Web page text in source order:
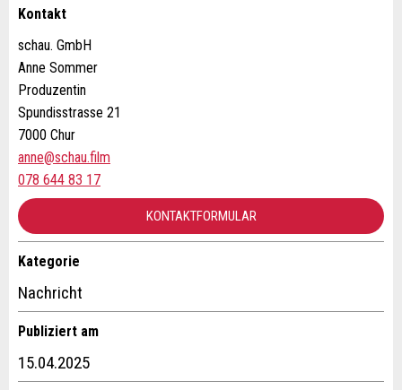
Anzeige nicht mehr gültig
Nachricht
* Eingabe erforderlich
ANZEIGE WEITEREMPFEHLEN
Schliessen
Kontakt
schau. GmbH
Anne Sommer
Produzentin
Spundisstrasse 21
7000 Chur
anne@schau.film
078 644 83 17
KONTAKTFORMULAR
Kontakt
Verfassen Sie eine Nachricht für die Kontaktpersonen dieser
Kategorie
Nachricht
Publiziert am
15.04.2025